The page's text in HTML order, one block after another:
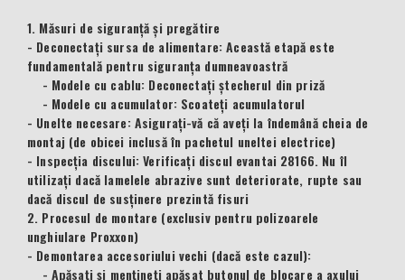
1. Măsuri de siguranță și pregătire
- Deconectați sursa de alimentare: Această etapă este
fundamentală pentru siguranța dumneavoastră
- Modele cu cablu: Deconectați ștecherul din priză
- Modele cu acumulator: Scoateți acumulatorul
- Unelte necesare: Asigurați-vă că aveți la îndemână cheia de
montaj (de obicei inclusă în pachetul uneltei electrice)
- Inspecția discului: Verificați discul evantai 28166. Nu îl
utilizați dacă lamelele abrazive sunt deteriorate, rupte sau
dacă discul de susținere prezintă fisuri
2. Procesul de montare (exclusiv pentru polizoarele
unghiulare Proxxon)
- Demontarea accesoriului vechi (dacă este cazul):
- Apăsați și mențineți apăsat butonul de blocare a axului